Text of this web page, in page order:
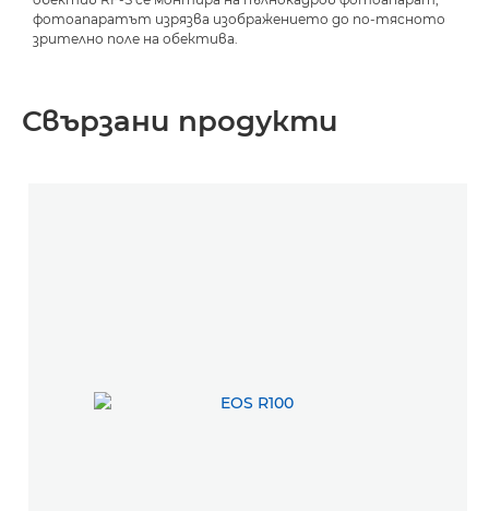
фотоапаратът изрязва изображението до по-тясното
зрително поле на обектива.
Свързани продукти